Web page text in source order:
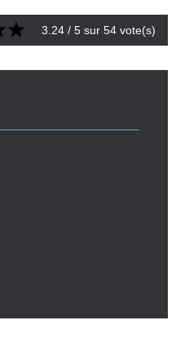
3.24 / 5 sur 54 vote(s)